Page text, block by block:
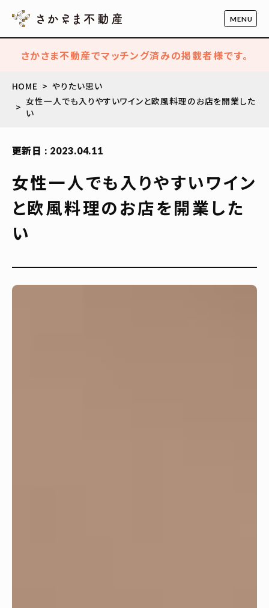
さかさま不動産でマッチング済みの掲載者様です。
HOME
やりたい思い
女性一人でも入りやすいワインと欧風料理のお店を開業した
い
更新日 : 2023.04.11
女性一人でも入りやすいワイン
と欧風料理のお店を開業した
い